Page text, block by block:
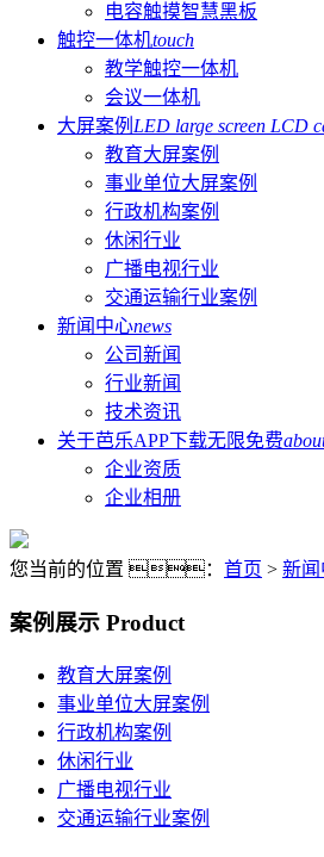
电容触摸智慧黑板
触控一体机touch
教学触控一体机
会议一体机
大屏案例 LED large screen LCD
教育大屏案例
事业单位大屏案例
行政机构案例
休闲行业
广播电视行业
交通运输行业案例
新闻中心news
公司新闻
行业新闻
技术资讯
关于芭乐APP下载无限免费
企业资质
企业相册
您当前的位置 ： 首页 > 新
案例展示 Product
教育大屏案例
事业单位大屏案例
行政机构案例
休闲行业
广播电视行业
交通运输行业案例